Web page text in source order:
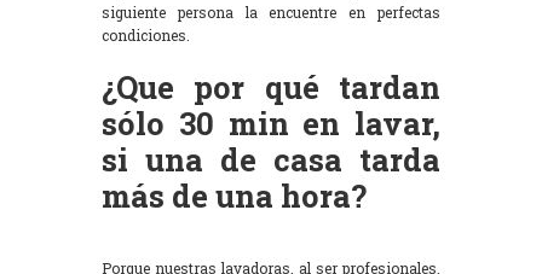
siguiente persona la encuentre en perfectas
condiciones.
¿Que por qué tardan
sólo 30 min en lavar,
si una de casa tarda
más de una hora?
Porque nuestras lavadoras, al ser profesionales,